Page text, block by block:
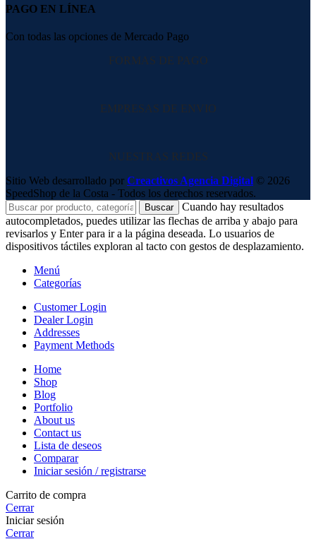
PAGO EN LÍNEA
Con todas las opciones de Mercado Pago
FORMAS DE PAGO
EMPRESAS DE ENVIO
NUESTRAS REDES
Sitio Web desarrollado por Creactivos Agencia Digital © 2026
SpeedShop de la Costa - Todos los derechos reservados.
Buscar
Cuando hay resultados
autocompletados, puedes utilizar las flechas de arriba y abajo para
revisarlos y Enter para ir a la página deseada. Lo usuarios de
dispositivos táctiles exploran al tacto con gestos de desplazamiento.
Menú
Categorías
Customer Login
Dealer Login
Addresses
Payment Methods
Home
Shop
Blog
Portfolio
About us
Contact us
Lista de deseos
Comparar
Iniciar sesión / registrarse
Carrito de compra
Cerrar
Iniciar sesión
Cerrar